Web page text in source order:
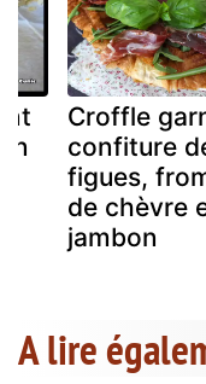
Croffle
confiture
figues,
de chèvre
jambon
A lire